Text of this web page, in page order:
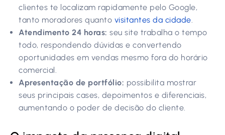
clientes te localizam rapidamente pelo Google,
tanto moradores quanto visitantes da cidade
Atendimento 24 horas: seu site trabalha o tempo
todo, respondendo dúvidas e convertendo
oportunidades em vendas mesmo fora do horário
comercial.
Apresentação de portfólio: possibilita mostrar
seus principais cases, depoimentos e diferenciais,
aumentando o poder de decisão do cliente.